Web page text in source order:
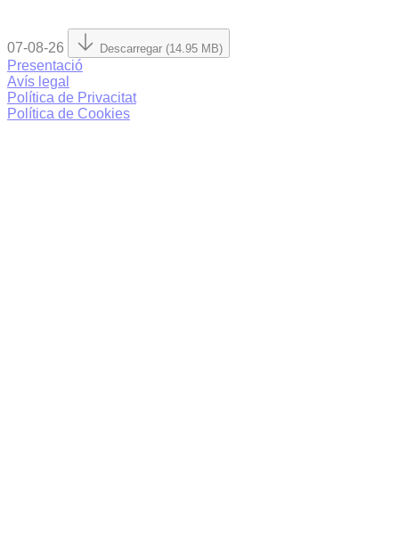
07-08-26 Descarregar (14.95 MB)
Presentació
Avís legal
Política de Privacitat
Política de Cookies